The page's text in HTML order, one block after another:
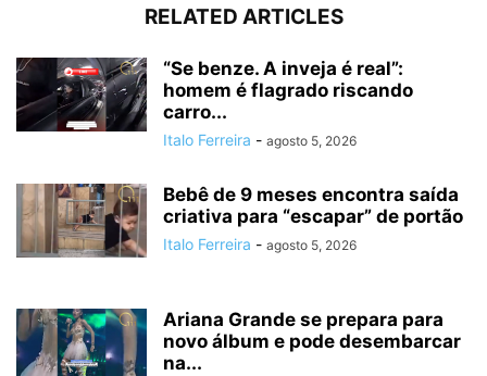
RELATED ARTICLES
“Se benze. A inveja é real”:
homem é flagrado riscando
carro...
Italo Ferreira - agosto 5, 2026
Bebê de 9 meses encontra saída
criativa para “escapar” de portão
Italo Ferreira - agosto 5, 2026
Ariana Grande se prepara para
novo álbum e pode desembarcar
na...